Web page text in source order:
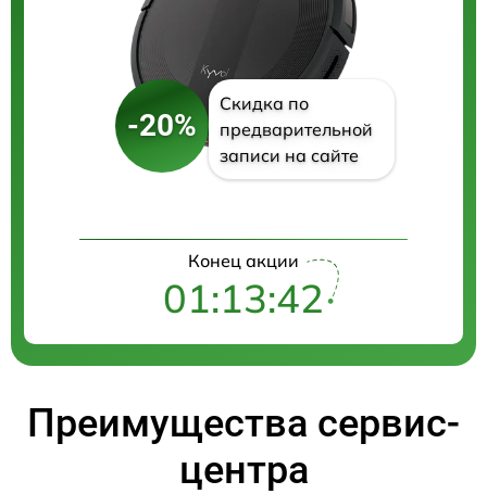
-20%
Скидка по
предварительной
записи на сайте
Конец акции
01:13:42
Преимущества сервис-
центра